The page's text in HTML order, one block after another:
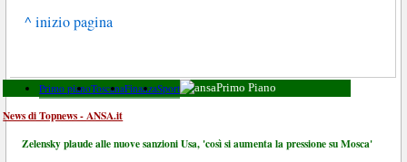
^ inizio pagina
Primo pianoToscanaFinanzaSport Primo Piano
News di Topnews - ANSA.it
Zelensky plaude alle nuove sanzioni Usa, 'così si aumenta la pressione su Mosca'